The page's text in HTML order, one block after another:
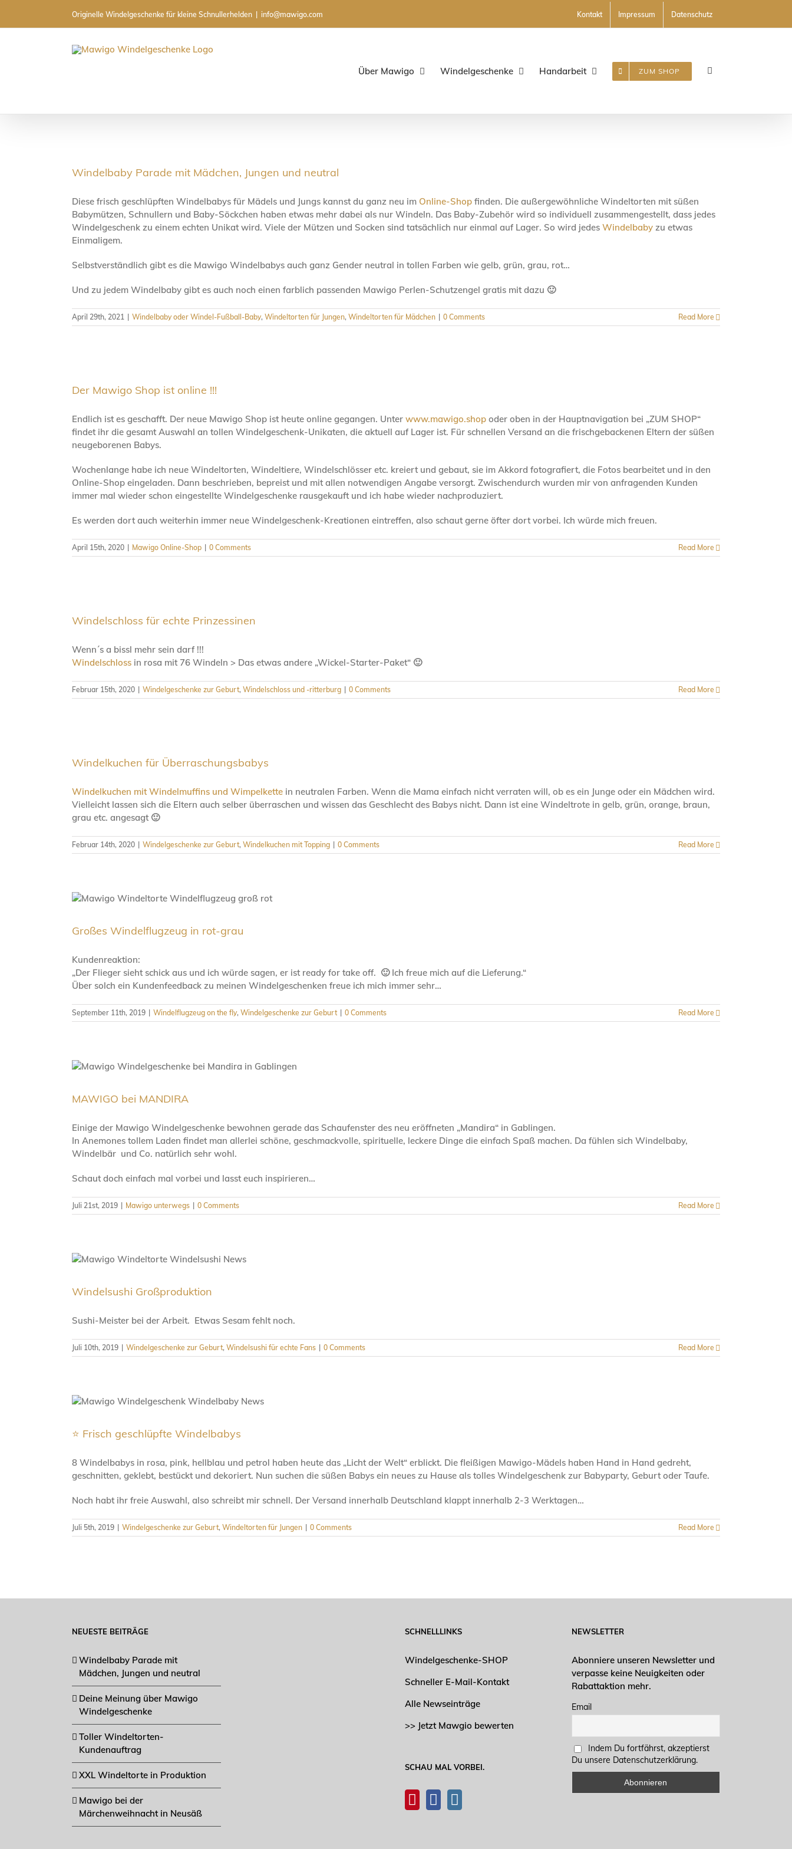
content
Originelle Windelgeschenke für kleine Schnullerhelden info@mawigo.com Kontakt Impressum Datenschutz
Über Mawigo Windelgeschenke Handarbeit ZUM SHOP
Windelbaby Parade mit Mädchen, Jungen und neutral
Diese frisch geschlüpften Windelbabys für Mädels und Jungs kannst du ganz neu im Online-Shop finden. Die außergewöhnliche Windeltorten mit süßen
Babymützen, Schnullern und Baby-Söckchen haben etwas mehr dabei als nur Windeln. Das Baby-Zubehör wird so individuell zusammengestellt, dass jedes
Windelgeschenk zu einem echten Unikat wird. Viele der Mützen und Socken sind tatsächlich nur einmal auf Lager. So wird jedes Windelbaby zu etwas
Einmaligem.
Selbstverständlich gibt es die Mawigo Windelbabys auch ganz Gender neutral in tollen Farben wie gelb, grün, grau, rot…
Und zu jedem Windelbaby gibt es auch noch einen farblich passenden Mawigo Perlen-Schutzengel gratis mit dazu 🙂
April 29th, 2021 Windelbaby oder Windel-Fußball-Baby, Windeltorten für Jungen, Windeltorten für Mädchen 0 Comments Read More
Der Mawigo Shop ist online !!!
Endlich ist es geschafft. Der neue Mawigo Shop ist heute online gegangen. Unter www.mawigo.shop oder oben in der Hauptnavigation bei „ZUM SHOP“
findet ihr die gesamt Auswahl an tollen Windelgeschenk-Unikaten, die aktuell auf Lager ist. Für schnellen Versand an die frischgebackenen Eltern der süßen
neugeborenen Babys.
Wochenlange habe ich neue Windeltorten, Windeltiere, Windelschlösser etc. kreiert und gebaut, sie im Akkord fotografiert, die Fotos bearbeitet und in den
Online-Shop eingeladen. Dann beschrieben, bepreist und mit allen notwendigen Angabe versorgt. Zwischendurch wurden mir von anfragenden Kunden
immer mal wieder schon eingestellte Windelgeschenke rausgekauft und ich habe wieder nachproduziert.
Es werden dort auch weiterhin immer neue Windelgeschenk-Kreationen eintreffen, also schaut gerne öfter dort vorbei. Ich würde mich freuen.
April 15th, 2020 Mawigo Online-Shop 0 Comments Read More
Windelschloss für echte Prinzessinen
Wenn´s a bissl mehr sein darf !!!
Windelschloss in rosa mit 76 Windeln > Das etwas andere „Wickel-Starter-Paket“ 🙂
Februar 15th, 2020 Windelgeschenke zur Geburt, Windelschloss und -ritterburg 0 Comments Read More
Windelkuchen für Überraschungsbabys
Windelkuchen mit Windelmuffins und Wimpelkette in neutralen Farben. Wenn die Mama einfach nicht verraten will, ob es ein Junge oder ein Mädchen wird.
Vielleicht lassen sich die Eltern auch selber überraschen und wissen das Geschlecht des Babys nicht. Dann ist eine Windeltrote in gelb, grün, orange, braun,
grau etc. angesagt 🙂
Februar 14th, 2020 Windelgeschenke zur Geburt, Windelkuchen mit Topping 0 Comments Read More
Großes Windelflugzeug in rot-grau
Kundenreaktion:
„Der Flieger sieht schick aus und ich würde sagen, er ist ready for take off. 🙂 Ich freue mich auf die Lieferung.“
Über solch ein Kundenfeedback zu meinen Windelgeschenken freue ich mich immer sehr…
September 11th, 2019 Windelflugzeug on the fly, Windelgeschenke zur Geburt 0 Comments Read More
MAWIGO bei MANDIRA
Einige der Mawigo Windelgeschenke bewohnen gerade das Schaufenster des neu eröffneten „Mandira“ in Gablingen.
In Anemones tollem Laden findet man allerlei schöne, geschmackvolle, spirituelle, leckere Dinge die einfach Spaß machen. Da fühlen sich Windelbaby,
Windelbär und Co. natürlich sehr wohl.
Schaut doch einfach mal vorbei und lasst euch inspirieren…
Juli 21st, 2019 Mawigo unterwegs 0 Comments Read More
Windelsushi Großproduktion
Sushi-Meister bei der Arbeit. Etwas Sesam fehlt noch.
Juli 10th, 2019 Windelgeschenke zur Geburt, Windelsushi für echte Fans 0 Comments Read More
⭐️ Frisch geschlüpfte Windelbabys
8 Windelbabys in rosa, pink, hellblau und petrol haben heute das „Licht der Welt“ erblickt. Die fleißigen Mawigo-Mädels haben Hand in Hand gedreht,
geschnitten, geklebt, bestückt und dekoriert. Nun suchen die süßen Babys ein neues zu Hause als tolles Windelgeschenk zur Babyparty, Geburt oder Taufe.
Noch habt ihr freie Auswahl, also schreibt mir schnell. Der Versand innerhalb Deutschland klappt innerhalb 2-3 Werktagen…
Juli 5th, 2019 Windelgeschenke zur Geburt, Windeltorten für Jungen 0 Comments Read More
NEUESTE BEITRÄGE
Windelbaby Parade mit
Mädchen, Jungen und neutral
Deine Meinung über Mawigo
Windelgeschenke
Toller Windeltorten-
Kundenauftrag
XXL Windeltorte in Produktion
Mawigo bei der
Märchenweihnacht in Neusäß
SCHNELLLINKS
Windelgeschenke-SHOP
Schneller E-Mail-Kontakt
Alle Newseinträge
>> Jetzt Mawgio bewerten
SCHAU MAL VORBEI.
NEWSLETTER
Abonniere unseren Newsletter und
verpasse keine Neuigkeiten oder
Rabattaktion mehr.
Email
Indem Du fortfährst, akzeptierst
Du unsere Datenschutzerklärung.